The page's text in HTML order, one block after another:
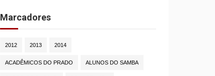
Marcadores
2012 2013 2014
ACADÊMICOS DO PRADO ALUNOS DO SAMBA